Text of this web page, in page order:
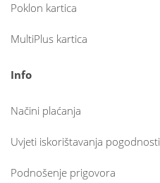
Poklon kartica
MultiPlus kartica
Info
Načini plaćanja
Uvjeti iskorištavanja pogodnosti
Podnošenje prigovora